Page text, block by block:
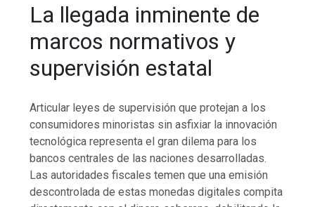
La llegada inminente de
marcos normativos y
supervisión estatal
Articular leyes de supervisión que protejan a los
consumidores minoristas sin asfixiar la innovación
tecnológica representa el gran dilema para los
bancos centrales de las naciones desarrolladas.
Las autoridades fiscales temen que una emisión
descontrolada de estas monedas digitales compita